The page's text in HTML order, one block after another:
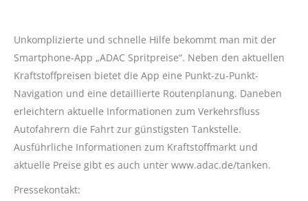
Unkomplizierte und schnelle Hilfe bekommt man mit der
Smartphone-App „ADAC Spritpreise“. Neben den aktuellen
Kraftstoffpreisen bietet die App eine Punkt-zu-Punkt-
Navigation und eine detaillierte Routenplanung. Daneben
erleichtern aktuelle Informationen zum Verkehrsfluss
Autofahrern die Fahrt zur günstigsten Tankstelle.
Ausführliche Informationen zum Kraftstoffmarkt und
aktuelle Preise gibt es auch unter www.adac.de/tanken.
Pressekontakt: